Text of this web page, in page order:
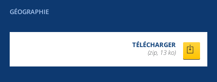
GÉOGRAPHIE
TÉLÉCHARGER
(zip, 13 ko)